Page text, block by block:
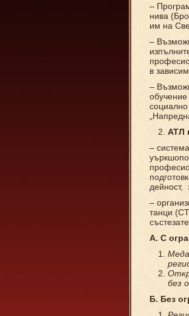
–
нива
им на
–
в
–
АТЛ
–
дейност,
–
танци
А. С
без
Б. Без